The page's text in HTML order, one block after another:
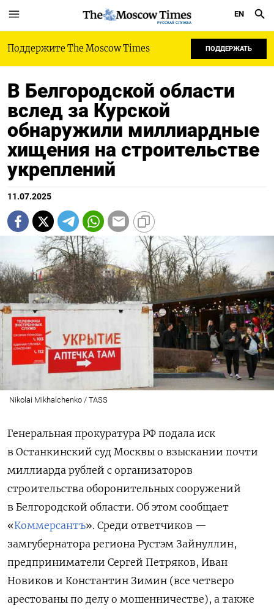
РУССКАЯ СЛУЖБА
EN
Поддержите The Moscow Times ПОДДЕРЖАТЬ
В Белгородской области
вслед за Курской
обнаружили миллиардные
хищения на строительстве
укреплений
11.07.2025
Nikolai Mikhalchenko / TASS
Генеральная прокуратура РФ подала иск
в Останкинский суд Москвы о взыскании почти
миллиарда рублей с организаторов
строительства оборонительных сооружений
в Белгородской области. Об этом сообщает
«Коммерсантъ». Среди ответчиков —
замгубернатора региона Рустэм Зайнуллин,
предприниматели Сергей Петряков, Иван
Новиков и Константин Зимин (все четверо
арестованы по делу о мошенничестве), а также